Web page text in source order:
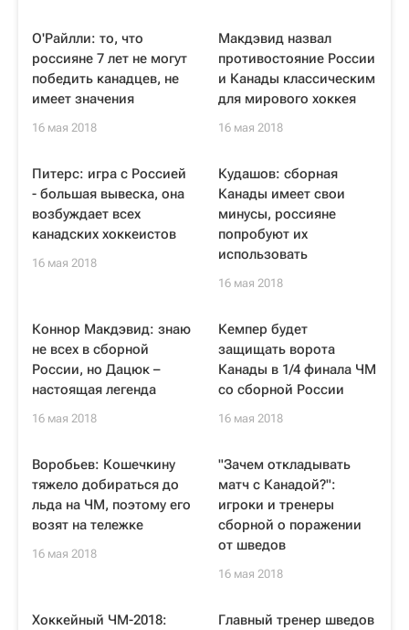
О'Райлли: то, что
россияне 7 лет не могут
победить канадцев, не
имеет значения
16 мая 2018
Макдэвид назвал
противостояние России
и Канады классическим
для мирового хоккея
16 мая 2018
Питерс: игра с Россией
- большая вывеска, она
возбуждает всех
канадских хоккеистов
16 мая 2018
Кудашов: сборная
Канады имеет свои
минусы, россияне
попробуют их
использовать
16 мая 2018
Коннор Макдэвид: знаю
не всех в сборной
России, но Дацюк –
настоящая легенда
16 мая 2018
Кемпер будет
защищать ворота
Канады в 1/4 финала ЧМ
со сборной России
16 мая 2018
Воробьев: Кошечкину
тяжело добираться до
льда на ЧМ, поэтому его
возят на тележке
16 мая 2018
"Зачем откладывать
матч с Канадой?":
игроки и тренеры
сборной о поражении
от шведов
16 мая 2018
Хоккейный ЧМ-2018:
Главный тренер шведов